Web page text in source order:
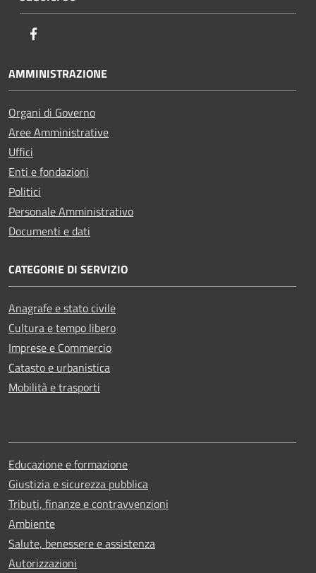
AMMINISTRAZIONE
Organi di Governo
Aree Amministrative
Uffici
Enti e fondazioni
Politici
Personale Amministrativo
Documenti e dati
CATEGORIE DI SERVIZIO
Anagrafe e stato civile
Cultura e tempo libero
Imprese e Commercio
Catasto e urbanistica
Mobilità e trasporti
Educazione e formazione
Giustizia e sicurezza pubblica
Tributi, finanze e contravvenzioni
Ambiente
Salute, benessere e assistenza
Autorizzazioni